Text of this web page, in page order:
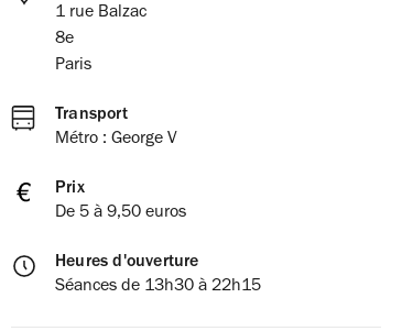
1 rue Balzac
8e
Paris
Transport
Métro : George V
Prix
De 5 à 9,50 euros
Heures d'ouverture
Séances de 13h30 à 22h15